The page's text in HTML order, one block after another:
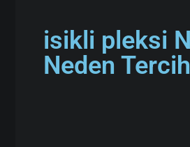
isikli pleksi
Neden